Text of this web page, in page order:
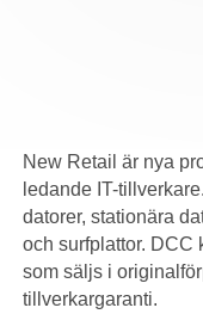
New Retail är nya
ledande IT-
datorer, stationära
och surfplattor. DCC
som säljs i
tillverkargaranti.